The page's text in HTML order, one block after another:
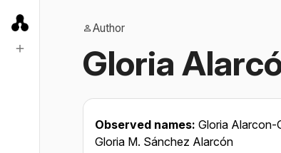
Author
Gloria
Observed names: Gloria Alarcon-
Gloria M. Sánchez Alarcón